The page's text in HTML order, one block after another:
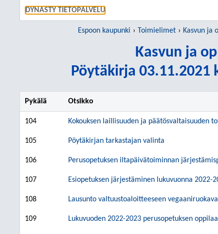
DYNASTY TIETOPALVELU
Espoon kaupunki Toimielimet Kasvun ja
Kasvun ja
Pöytäkirja 03.11.2021
Pykälä Otsikko
104 Kokouksen laillisuuden ja päätösvaltaisuuden
105 Pöytäkirjan tarkastajan valinta
106 Perusopetuksen iltapäivätoiminnan
107 Esiopetuksen järjestäminen lukuvuonna 2022-
108 Lausunto valtuustoaloitteeseen
109 Lukuvuoden 2022-2023 perusopetuksen